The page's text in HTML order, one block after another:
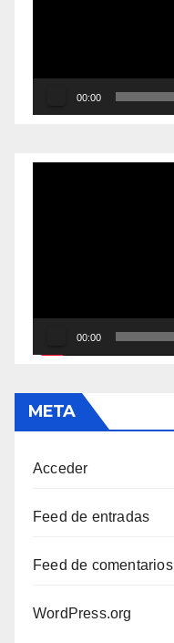
00:00
00:00
META
Acceder
Feed de entradas
Feed de comentarios
WordPress.org